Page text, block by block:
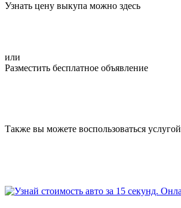
Узнать цену выкупа можно здесь
или
Разместить бесплатное объявление
Также вы можете воспользоваться услугой